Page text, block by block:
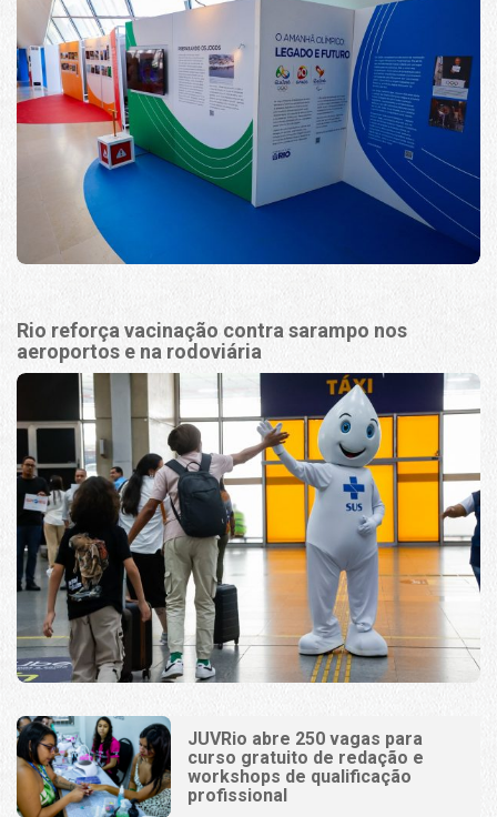
Rio reforça vacinação contra sarampo nos
aeroportos e na rodoviária
JUVRio abre 250 vagas para
curso gratuito de redação e
workshops de qualificação
profissional